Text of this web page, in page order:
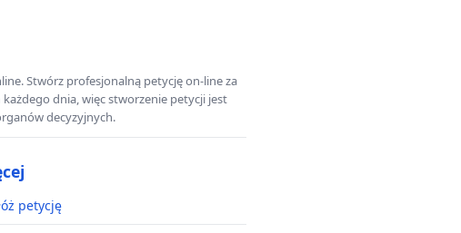
Stwórz profesjonalną petycję on-line za
dnia, więc stworzenie petycji jest
decyzyjnych.
petycję